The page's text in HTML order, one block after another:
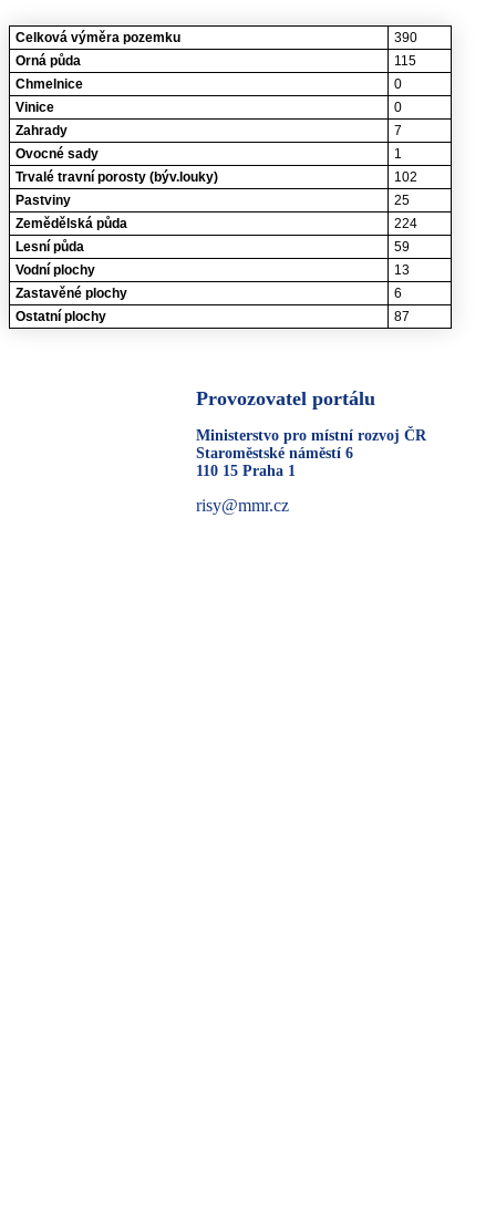
Celková výměra pozemku
390
Orná půda
115
Chmelnice
0
Vinice
0
Zahrady
7
Ovocné sady
1
Trvalé travní porosty (býv.louky)
102
Pastviny
25
Zemědělská půda
224
Lesní půda
59
Vodní plochy
13
Zastavěné plochy
6
Ostatní plochy
87
Provozovatel portálu
Ministerstvo pro místní rozvoj ČR
Staroměstské náměstí 6
110 15 Praha 1
risy@mmr.cz